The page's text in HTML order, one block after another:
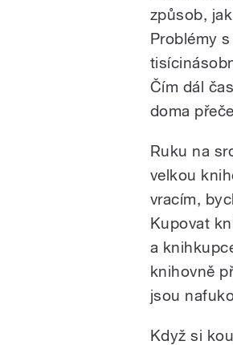
způsob,
Problémy
Čím dál
doma
Ruku na
velkou
vracím,
Kupovat
a
knihovně
jsou
Když si